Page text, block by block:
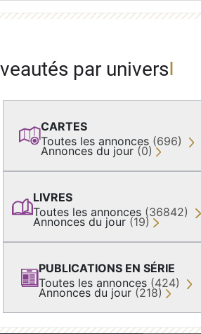
par univers
CARTES
Toutes les annonces (696)
Annonces du jour (0)
LIVRES
Toutes les annonces (36842)
Annonces du jour (19)
PUBLICATIONS EN SÉRIE
Toutes les annonces (424)
Annonces du jour (218)